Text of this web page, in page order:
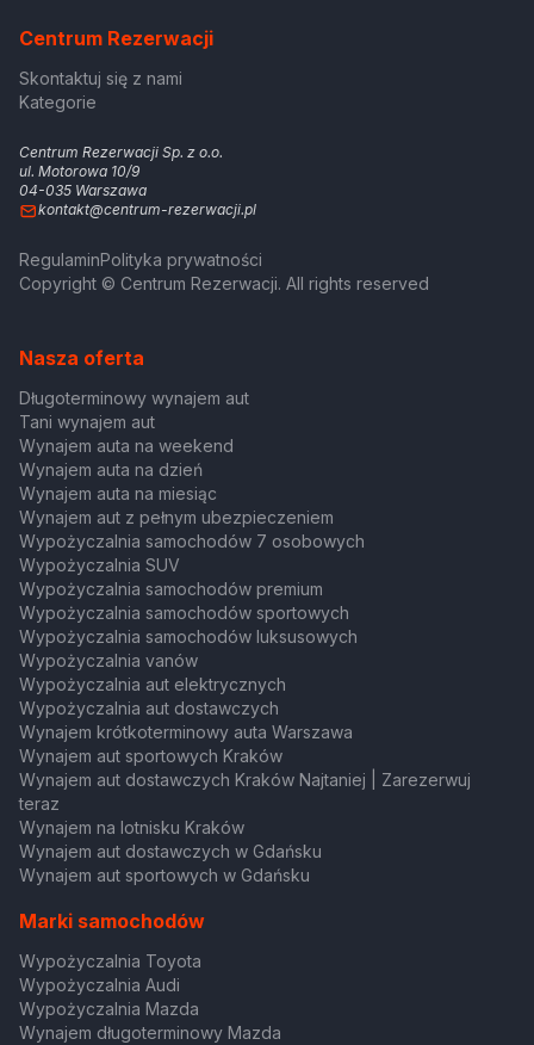
Centrum Rezerwacji
Skontaktuj się z nami
Kategorie
Centrum Rezerwacji Sp. z o.o.
ul. Motorowa 10/9
04-035 Warszawa
kontakt@centrum-rezerwacji.pl
Copyright © Centrum Rezerwacji. All rights reserved
RegulaminPolityka prywatności
Nasza oferta
Długoterminowy wynajem aut
Tani wynajem aut
Wynajem auta na weekend
Wynajem auta na dzień
Wynajem auta na miesiąc
Wynajem aut z pełnym ubezpieczeniem
Wypożyczalnia samochodów 7 osobowych
Wypożyczalnia SUV
Wypożyczalnia samochodów premium
Wypożyczalnia samochodów sportowych
Wypożyczalnia samochodów luksusowych
Wypożyczalnia vanów
Wypożyczalnia aut elektrycznych
Wypożyczalnia aut dostawczych
Wynajem krótkoterminowy auta Warszawa
Wynajem aut sportowych Kraków
Wynajem aut dostawczych Kraków Najtaniej | Zarezerwuj
teraz
Wynajem na lotnisku Kraków
Wynajem aut dostawczych w Gdańsku
Wynajem aut sportowych w Gdańsku
Marki samochodów
Wypożyczalnia Toyota
Wypożyczalnia Audi
Wypożyczalnia Mazda
Wynajem długoterminowy Mazda